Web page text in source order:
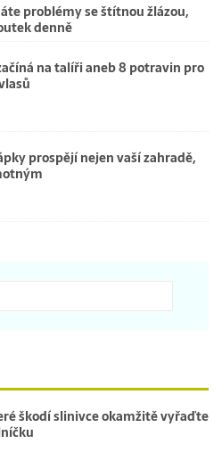
problémy se štítnou žlázou,
denně
na talíři aneb 8 potravin pro
prospějí nejen vaší zahradě,
škodí slinivce okamžitě vyřaďte